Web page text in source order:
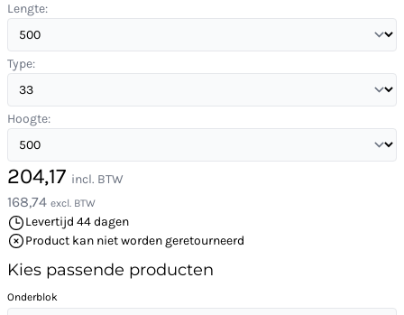
Lengte:
Type:
Hoogte:
204,17 incl. BTW
168,74 excl. BTW
Levertijd 44 dagen
Product kan niet worden geretourneerd
Kies passende producten
Onderblok